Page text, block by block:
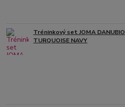
Tréninkový set JOMA DANUBIO
TURQUOISE NAVY